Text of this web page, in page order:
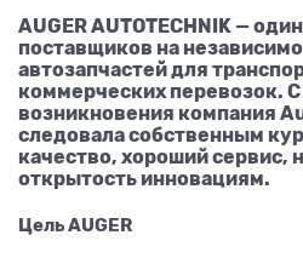
AUGER AUTOTECHNIK —
поставщиков на
автозапчастей для
коммерческих перевозок.
возникновения компания
следовала собственным
качество, хороший сервис,
открытость инновациям.
Цель AUGER